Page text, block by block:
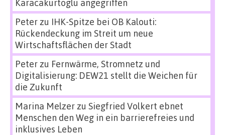
Karacakurtoglu angegriffen
Peterzu IHK-Spitze bei OB Kalouti:
Rückendeckung im Streit um neue
Wirtschaftsflächen der Stadt
Peterzu Fernwärme, Stromnetz und
Digitalisierung: DEW21 stellt die Weichen für
die Zukunft
Marina Melzerzu Siegfried Volkert ebnet
Menschen den Weg in ein barrierefreies und
inklusives Leben